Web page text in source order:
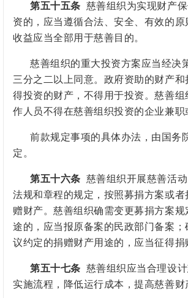
第五十五条 慈善组织为实现财产
资的，应当遵循合法、安全、有效的原
收益应当全部用于慈善目的。
慈善组织的重大投资方案应当经决
三分之二以上同意。政府资助的财产和
得投资的财产，不得用于投资。慈善组
作人员不得在慈善组织投资的企业兼职
前款规定事项的具体办法，由国务
定。
第五十六条 慈善组织开展慈善活
法规和章程的规定，按照募捐方案或者
赠财产。慈善组织确需变更募捐方案规
途的，应当报原备案的民政部门备案
议约定的捐赠财产用途的，应当征得捐
第五十七条 慈善组织应当合理设
实施流程，降低运行成本，提高慈善财